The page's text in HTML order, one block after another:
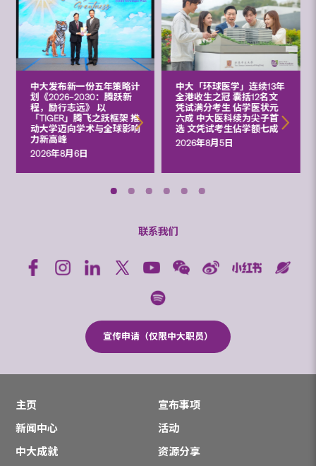
中大发布新一份五年策略计
划《2026‒2030：腾跃新
程，励行志远》 以
「TIGER」腾飞之跃框架 推
动大学迈向学术与全球影响
力新高峰
2026年8月6日
中大「环球医学」连续13年
全港收生之冠 囊括12名文
凭试满分考生 佔学医状元
六成 中大医科续为尖子首
选 文凭试考生佔学额七成
2026年8月5日
联系我们
宣传申请（仅限中大职员）
主页
宣布事项
新闻中心
活动
中大成就
资源分享